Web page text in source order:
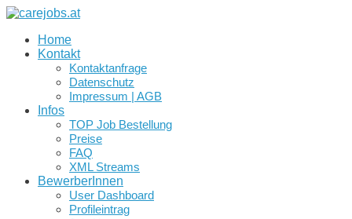
Home
Kontakt
Kontaktanfrage
Datenschutz
Impressum | AGB
Infos
TOP Job Bestellung
Preise
FAQ
XML Streams
BewerberInnen
User Dashboard
Profileintrag